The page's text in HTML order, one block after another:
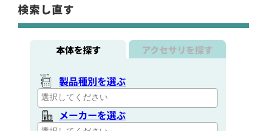
検索し直す
本体を探す アクセサリを探す
製品種別を選ぶ
メーカーを選ぶ